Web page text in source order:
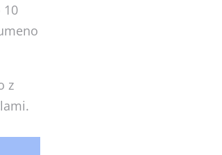
10
z